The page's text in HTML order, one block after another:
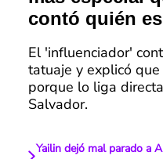
contó quién
El 'influenciador'
tatuaje y explicó
porque lo liga
Salvador.
Yailin dejó mal parado a